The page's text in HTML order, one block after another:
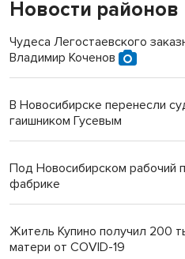
Новости районов
Чудеса Легостаевского
Владимир Коченов
В Новосибирске перенесли
гаишником Гусевым
Под Новосибирском рабочий
фабрике
Житель Купино получил 200
матери от COVID-19